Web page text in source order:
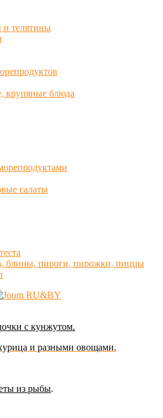
и телятины
крупяные блюда
салаты
блины, пироги, пирожки, пиццы
с кунжутом.
и разными овощами.
из рыбы.